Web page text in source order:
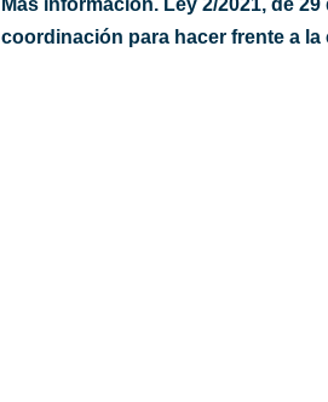
coordinación para hacer frente a